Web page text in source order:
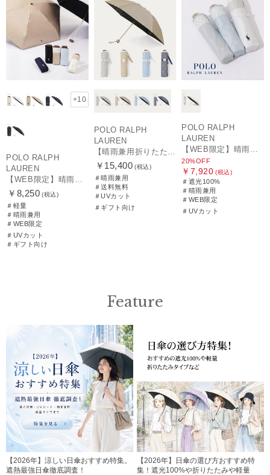
+10
POLO RALPH
LAUREN
￥8,250 (税込)
＃軽量
＃晴雨兼用
＃WEB限定
＃UVカット
＃ギフト向け
POLO RALPH
LAUREN
￥15,400 (税込)
＃晴雨兼用
＃送料無料
＃UVカット
＃ギフト向け
POLO RALPH
LAUREN
20%OFF
￥7,920 (税込)
＃遮光100%
＃晴雨兼用
＃WEB限定
＃UVカット
Feature
【2026年】涼しい日傘おすすめ特集。
遮熱最強日傘徹底調査！
【2026年】日傘の選び方おすすめ特
集！遮光100%や折りたたみや軽量